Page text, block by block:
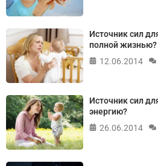
Источник сил
полной жизнью?
12.06.2014
Источник сил
энергию?
26.06.2014